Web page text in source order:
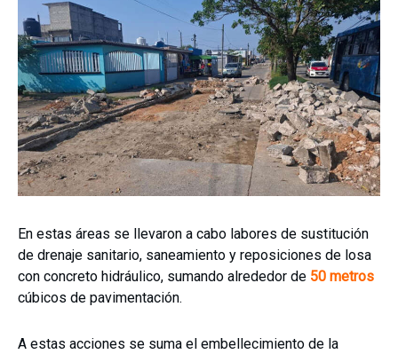
En estas áreas se llevaron a cabo labores de sustitución
de drenaje sanitario, saneamiento y reposiciones de losa
con concreto hidráulico, sumando alrededor de 50 metros
cúbicos de pavimentación.
A estas acciones se suma el embellecimiento de la